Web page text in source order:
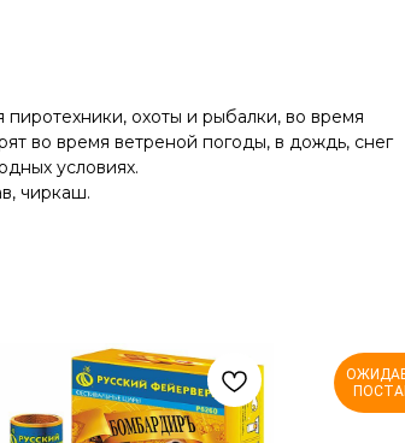
пиротехники, охоты и рыбалки, во время
во время ветреной погоды, в дождь, снег
условиях.
чиркаш.